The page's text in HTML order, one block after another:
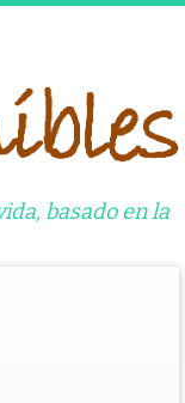
basado en la